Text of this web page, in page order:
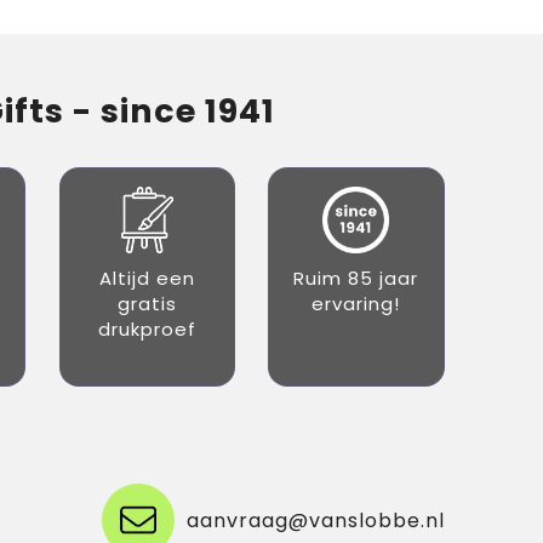
- since 1941
Altijd een
gratis
drukproef
Ruim 85 jaar
ervaring!
aanvraag@vanslobbe.nl